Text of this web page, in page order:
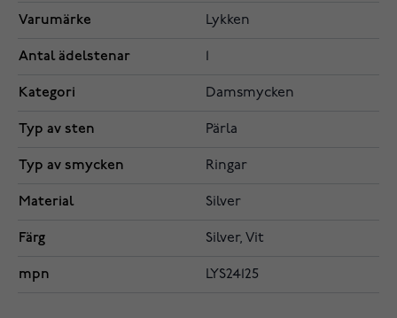
Varumärke Lykken
Antal ädelstenar
Kategori Damsmycken
Typ av sten Pärla
Typ av smycken Ringar
Material Silver
Färg Silver, Vit
mpn LYS24125